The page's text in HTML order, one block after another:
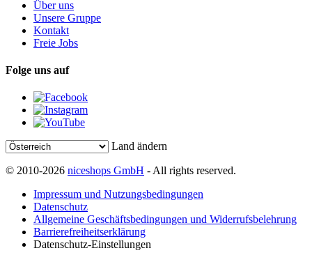
Über uns
Unsere Gruppe
Kontakt
Freie Jobs
Folge uns auf
Land ändern
© 2010-2026 niceshops GmbH - All rights reserved.
Impressum und Nutzungsbedingungen
Datenschutz
Allgemeine Geschäftsbedingungen und Widerrufsbelehrung
Barrierefreiheitserklärung
Datenschutz-Einstellungen